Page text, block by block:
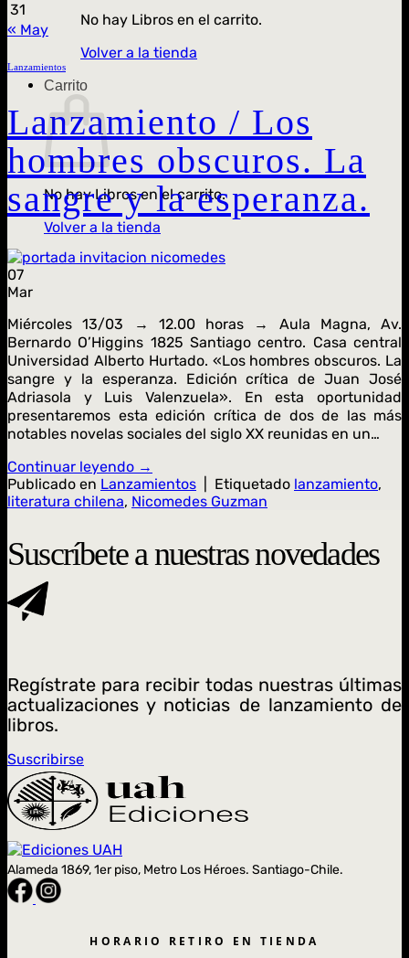
No hay Libros en el carrito.
Volver a la tienda
Carrito
No hay Libros en el carrito.
Volver a la tienda
31
« May
Lanzamientos
Lanzamiento / Los
hombres obscuros. La
sangre y la esperanza.
07
Mar
Miércoles 13/03 → 12.00 horas → Aula Magna, Av.
Bernardo O’Higgins 1825 Santiago centro. Casa central
Universidad Alberto Hurtado. «Los hombres obscuros. La
sangre y la esperanza. Edición crítica de Juan José
Adriasola y Luis Valenzuela». En esta oportunidad
presentaremos esta edición crítica de dos de las más
notables novelas sociales del siglo XX reunidas en un…
Continuar leyendo →
Publicado en Lanzamientos Etiquetado lanzamiento,
literatura chilena, Nicomedes Guzman
Suscríbete a nuestras novedades
Regístrate para recibir todas nuestras últimas
actualizaciones y noticias de lanzamiento de
libros.
Suscribirse
Alameda 1869, 1er piso, Metro Los Héroes. Santiago-Chile.
HORARIO RETIRO EN TIENDA